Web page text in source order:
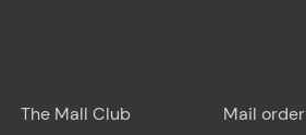
The Mall Club Mail order